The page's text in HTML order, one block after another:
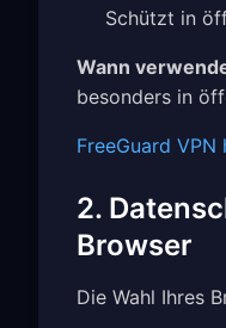
Schützt in
Wann
besonders in
FreeGuard
2.
Browser
Die Wahl Ihres